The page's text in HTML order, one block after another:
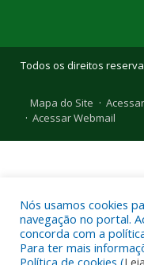
Todos os direitos
Mapa do Site
Acessar Webmail
Nós usamos cookies
navegação no portal.
concorda com a
Para ter mais
Política de cookies (